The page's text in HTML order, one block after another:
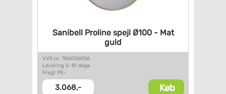
Sanibell Proline spejl Ø100 -Mat
guld
VVS nr. 786056056
Levering 5-10 dage
Fragt 99,-
3.068,- Køb